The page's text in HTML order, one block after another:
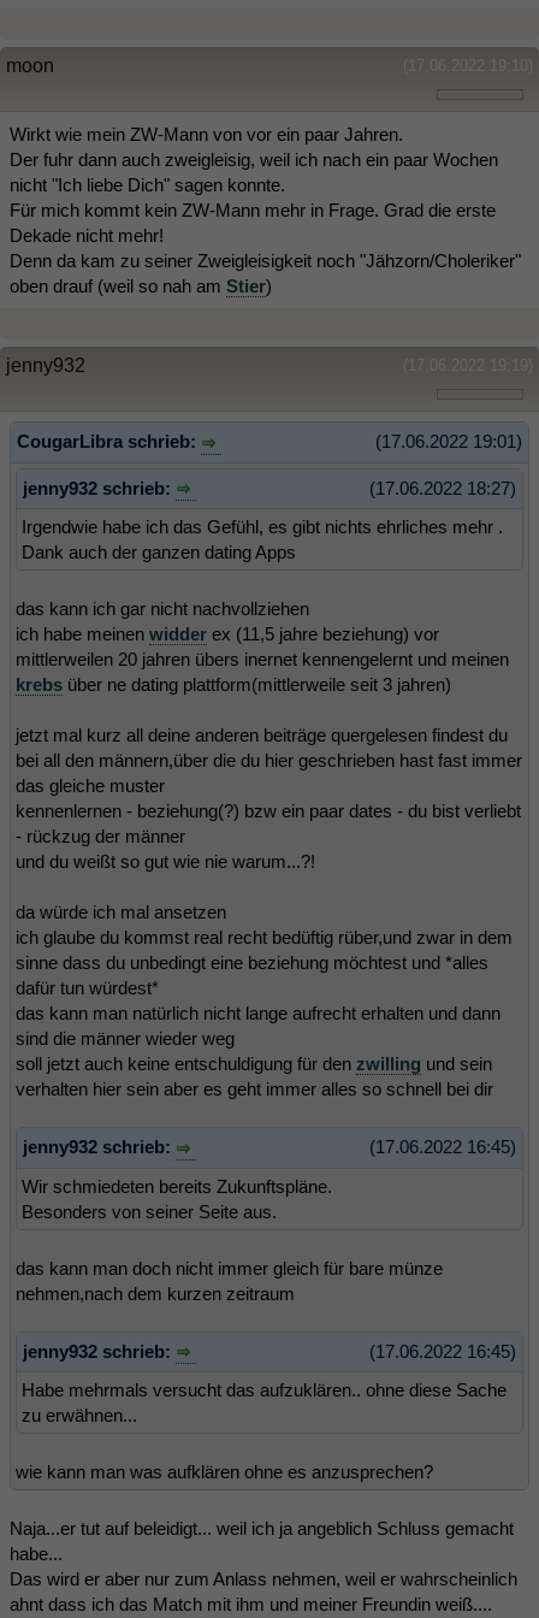
(17.06.2022 19:10)
moon
Wirkt wie mein ZW-Mann von vor ein paar Jahren.
Der fuhr dann auch zweigleisig, weil ich nach ein paar Wochen
nicht "Ich liebe Dich" sagen konnte.
Für mich kommt kein ZW-Mann mehr in Frage. Grad die erste
Dekade nicht mehr!
Denn da kam zu seiner Zweigleisigkeit noch "Jähzorn/Choleriker"
oben drauf (weil so nah am Stier)
(17.06.2022 19:19)
jenny932
(17.06.2022 19:01)
CougarLibra schrieb:
(17.06.2022 18:27)
jenny932 schrieb:
Irgendwie habe ich das Gefühl, es gibt nichts ehrliches mehr .
Dank auch der ganzen dating Apps
das kann ich gar nicht nachvollziehen
ich habe meinen widder ex (11,5 jahre beziehung) vor
mittlerweilen 20 jahren übers inernet kennengelernt und meinen
krebs über ne dating plattform(mittlerweile seit 3 jahren)
jetzt mal kurz all deine anderen beiträge quergelesen findest du
bei all den männern,über die du hier geschrieben hast fast immer
das gleiche muster
kennenlernen - beziehung(?) bzw ein paar dates - du bist verliebt
- rückzug der männer
und du weißt so gut wie nie warum...?!
da würde ich mal ansetzen
ich glaube du kommst real recht bedüftig rüber,und zwar in dem
sinne dass du unbedingt eine beziehung möchtest und *alles
dafür tun würdest*
das kann man natürlich nicht lange aufrecht erhalten und dann
sind die männer wieder weg
soll jetzt auch keine entschuldigung für den zwilling und sein
verhalten hier sein aber es geht immer alles so schnell bei dir
(17.06.2022 16:45)
jenny932 schrieb:
Wir schmiedeten bereits Zukunftspläne.
Besonders von seiner Seite aus.
das kann man doch nicht immer gleich für bare münze
nehmen,nach dem kurzen zeitraum
(17.06.2022 16:45)
jenny932 schrieb:
Habe mehrmals versucht das aufzuklären.. ohne diese Sache
zu erwähnen...
wie kann man was aufklären ohne es anzusprechen?
Naja...er tut auf beleidigt... weil ich ja angeblich Schluss gemacht
habe...
Das wird er aber nur zum Anlass nehmen, weil er wahrscheinlich
ahnt dass ich das Match mit ihm und meiner Freundin weiß....